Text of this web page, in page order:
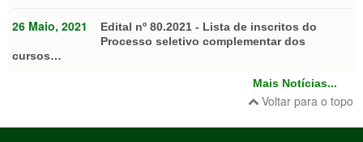
26 Maio, 2021
Edital nº 80.2021 - Lista de inscritos do
Processo seletivo complementar dos
cursos…
Mais Notícias...
Voltar para o topo